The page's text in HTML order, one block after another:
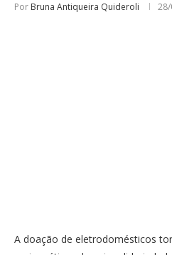
Por Bruna Antiqueira Quideroli
A doação de eletrodomésticos